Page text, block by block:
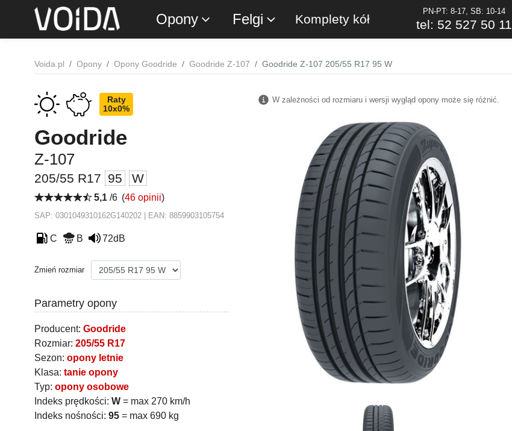
Opony Felgi Komplety kół
PN-PT: 8-17, SB: 10-14
tel: 52 527 50 11
Voida.pl Opony Opony Goodride Goodride Z-107 Goodride Z-107 205/55 R17 95 W
Raty
10x0%
Goodride
Z-107
205/55 R17 95 W
5,1 /6 (46 opinii)
SAP: 0301049310162G140202 | EAN: 8859903105754
C B 72dB
Zmień rozmiar
Parametry opony
Producent: Goodride
Rozmiar: 205/55 R17
Sezon: opony letnie
Klasa: tanie opony
Typ: opony osobowe
Indeks prędkości: W = max 270 km/h
Indeks nośności: 95 = max 690 kg
W zależności od rozmiaru i wersji wygląd opony może się różnić.